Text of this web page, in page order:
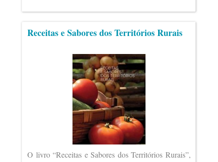
Receitas e Sabores dos Territórios Rurais
O livro “Receitas e Sabores dos Territórios Rurais”,